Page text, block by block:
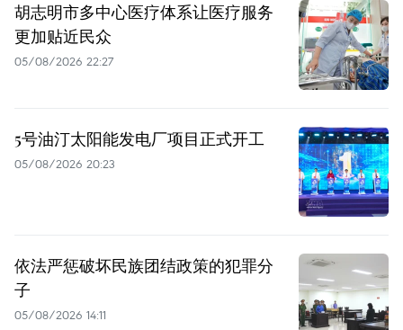
胡志明市多中心医疗体系让医疗服务
更加贴近民众
05/08/2026 22:27
5号油汀太阳能发电厂项目正式开工
05/08/2026 20:23
依法严惩破坏民族团结政策的犯罪分
子
05/08/2026 14:11